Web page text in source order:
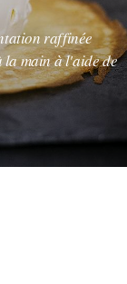
raffinée
la main à l'aide de